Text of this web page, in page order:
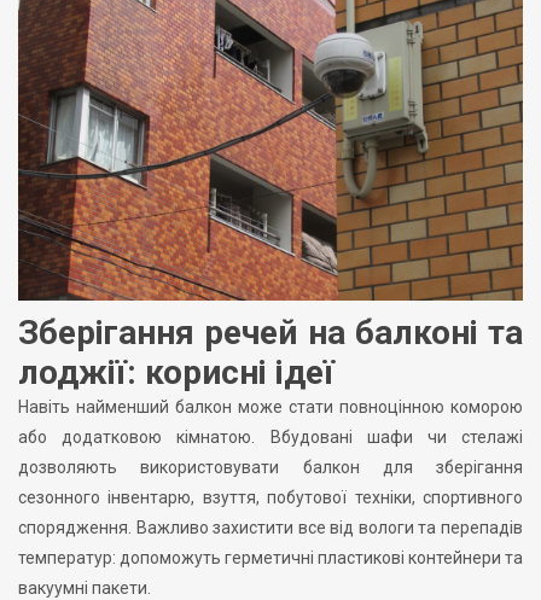
Зберігання речей на балконі та
лоджії: корисні ідеї
Навіть найменший балкон може стати повноцінною коморою
або додатковою кімнатою. Вбудовані шафи чи стелажі
дозволяють використовувати балкон для зберігання
сезонного інвентарю, взуття, побутової техніки, спортивного
спорядження. Важливо захистити все від вологи та перепадів
температур: допоможуть герметичні пластикові контейнери та
вакуумні пакети.